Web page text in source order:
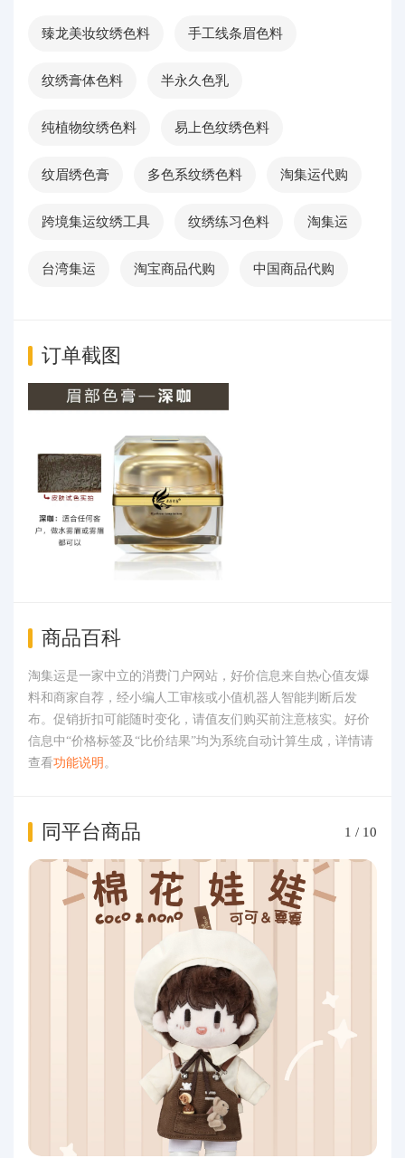
臻龙美妆纹绣色料 手工线条眉色料
纹绣膏体色料 半永久色乳
纯植物纹绣色料 易上色纹绣色料
纹眉绣色膏 多色系纹绣色料 淘集运代购
跨境集运纹绣工具 纹绣练习色料 淘集运
台湾集运 淘宝商品代购 中国商品代购
订单截图
商品百科
淘集运是一家中立的消费门户网站，好价信息来自热心值友爆
料和商家自荐，经小编人工审核或小值机器人智能判断后发
布。促销折扣可能随时变化，请值友们购买前注意核实。好价
信息中“价格标签及“比价结果”均为系统自动计算生成，详情请
查看功能说明 。
同平台商品 1 / 10